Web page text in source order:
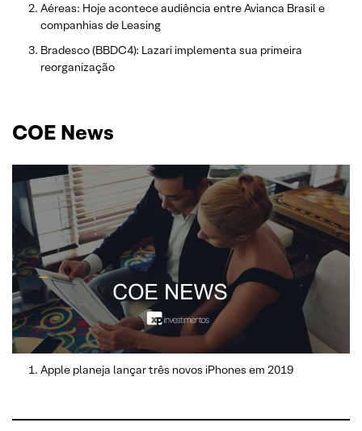
Aéreas: Hoje acontece audiência entre Avianca Brasil e
companhias de Leasing
Bradesco (BBDC4): Lazari implementa sua primeira
reorganização
COE News
Apple planeja lançar três novos iPhones em 2019